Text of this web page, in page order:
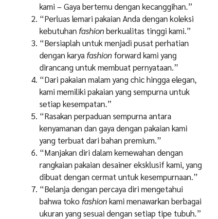
kami – Gaya bertemu dengan kecanggihan.”
“Perluas lemari pakaian Anda dengan koleksi
kebutuhanfashionberkualitas tinggi kami.”
“Bersiaplah untuk menjadi pusat perhatian
dengan karyafashion forward kami yang
dirancang untuk membuat pernyataan.”
“Dari pakaian malam yang chic hingga elegan,
kami memiliki pakaian yang sempurna untuk
setiap kesempatan.”
“Rasakan perpaduan sempurna antara
kenyamanan dan gaya dengan pakaian kami
yang terbuat dari bahan premium.”
“Manjakan diri dalam kemewahan dengan
rangkaian pakaian desainer eksklusif kami, yang
dibuat dengan cermat untuk kesempurnaan.”
“Belanja dengan percaya diri mengetahui
bahwa tokofashionkami menawarkan berbagai
ukuran yang sesuai dengan setiap tipe tubuh.”